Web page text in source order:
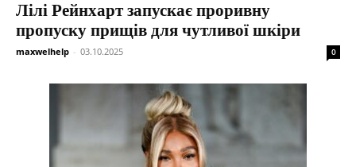
Лілі Рейнхарт запускає проривну
пропуску прищів для чутливої ​​шкіри
maxwelhelp - 03.10.2025 0